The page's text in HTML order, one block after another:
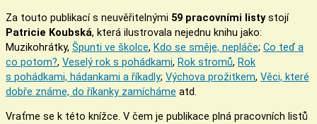
Za touto publikací s neuvěřitelnými 59 pracovními listystojí
Patricie Koubská, která ilustrovala nejednu knihu jako:
Muzikohrátky, Špunti ve školce, Kdo se směje, nepláče; Co teď a
co potom?, Veselý rok s pohádkami, Rok stromů, Rok
s pohádkami, hádankami a říkadly; Výchova prožitkem, Věci, které
dobře známe, do říkanky zamícháme atd.
Vraťme se k této knížce. V čem je publikace plná pracovních listů